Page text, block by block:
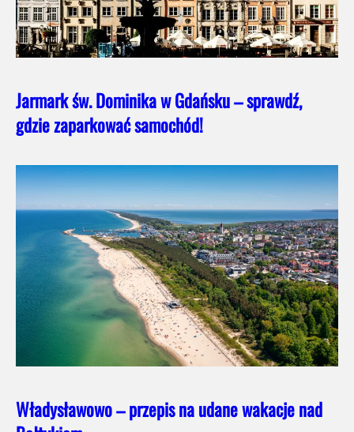
Jarmark św. Dominika w Gdańsku – sprawdź,
gdzie zaparkować samochód!
Władysławowo – przepis na udane wakacje nad